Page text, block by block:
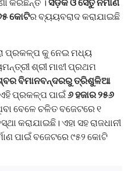
କୋଟିର ବ୍ୟୟବରାଦ କରାଯାଇଛି
ପ୍ରକଳ୍ପ କୁ ନେଇ ମଧ୍ୟ
ଶ୍ରୀ ମାଝୀ ପ୍ରଥମ
ବିମାନବନ୍ଦରରୁ ତ୍ରିଶୁଳିଆ
ଏହି ପ୍ରକଳ୍ପ ପାଇଁ୬ ହଜାର ୨୫୬
ବେଳେ ଚଳିତ ବଜେଟରେ ୧
କରାଯାଇଛି। ଏହା ସହ ରାଜଧାନୀ
ପାଇଁ ବଜେଟରେ ୯୫୨ କୋଟି